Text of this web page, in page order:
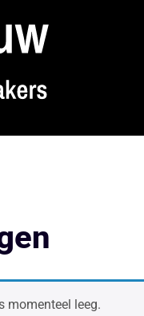
momenteel leeg.